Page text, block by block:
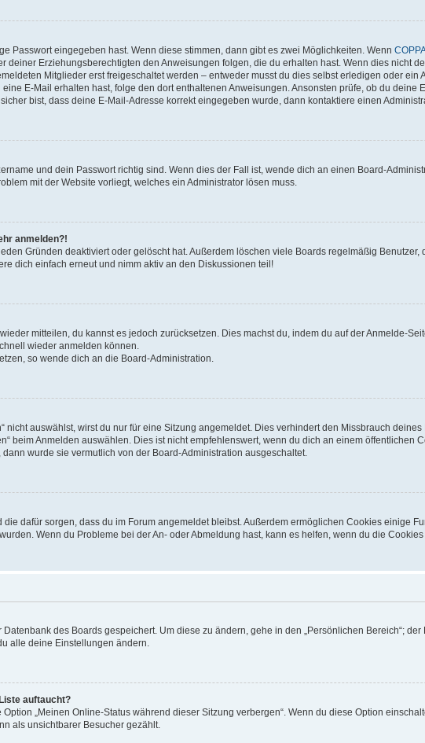
Passwort eingegeben hast. Wenn diese stimmen, dann gibt es zwei Möglichkeiten. Wenn
deiner Erziehungsberechtigten den Anweisungen folgen, die du erhalten hast. Wenn dies nicht
Mitglieder erst freigeschaltet werden – entweder musst du dies selbst erledigen oder ein
E-Mail erhalten hast, folge den dort enthaltenen Anweisungen. Ansonsten prüfe, ob du deine
bist, dass deine E-Mail-Adresse korrekt eingegeben wurde, dann kontaktiere einen
und dein Passwort richtig sind. Wenn dies der Fall ist, wende dich an einen Board-
mit der Website vorliegt, welches ein Administrator lösen muss.
anmelden?!
Gründen deaktiviert oder gelöscht hat. Außerdem löschen viele Boards regelmäßig Benutzer,
dich einfach erneut und nimm aktiv an den Diskussionen teil!
mitteilen, du kannst es jedoch zurücksetzen. Dies machst du, indem du auf der Anmelde-
wieder anmelden können.
so wende dich an die Board-Administration.
nicht auswählst, wirst du nur für eine Sitzung angemeldet. Dies verhindert den Missbrauch
beim Anmelden auswählen. Dies ist nicht empfehlenswert, wenn du dich an einem öffentlichen
wurde sie vermutlich von der Board-Administration ausgeschaltet.
dafür sorgen, dass du im Forum angemeldet bleibst. Außerdem ermöglichen Cookies einige
Wenn du Probleme bei der An- oder Abmeldung hast, kann es helfen, wenn du die
des Boards gespeichert. Um diese zu ändern, gehe in den „Persönlichen Bereich“;
alle deine Einstellungen ändern.
auftaucht?
„Meinen Online-Status während dieser Sitzung verbergen“. Wenn du diese Option
als unsichtbarer Besucher gezählt.